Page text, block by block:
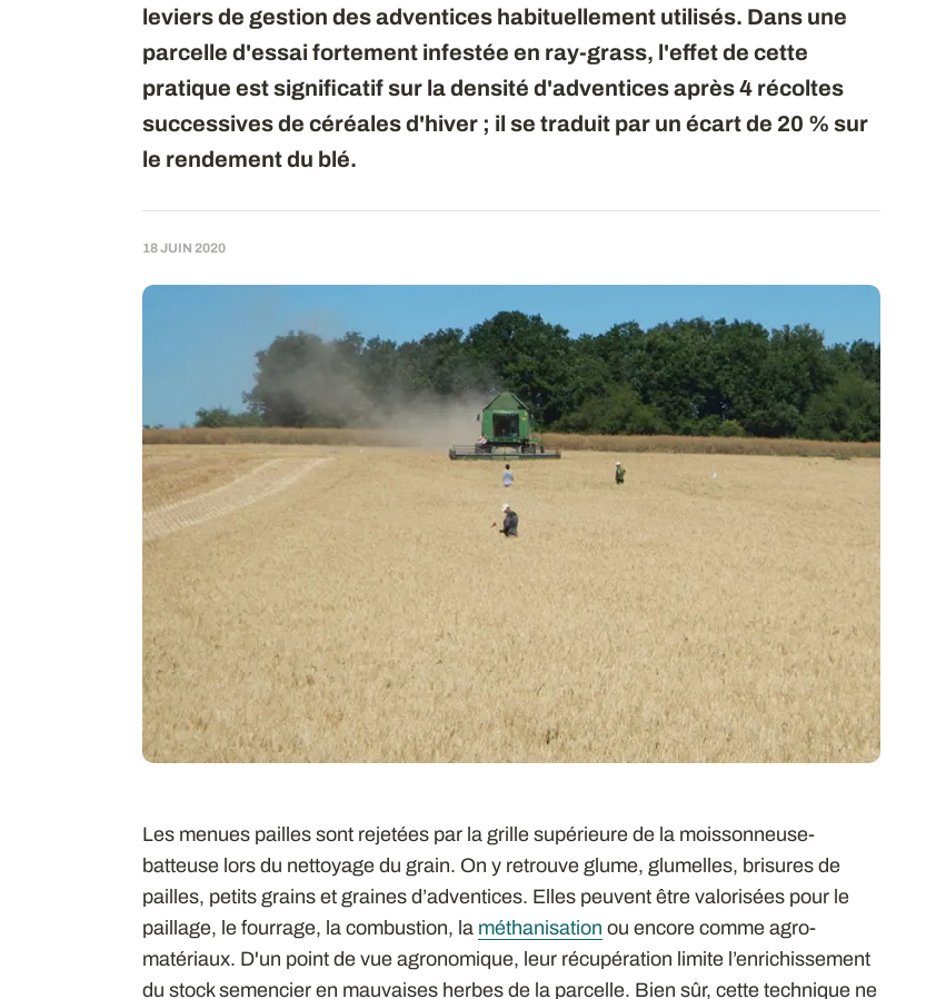
leviers de gestion des adventices habituellement utilisés. Dans une
parcelle d'essai fortement infestée en ray-grass, l'effet de cette
pratique est significatif sur la densité d'adventices après 4 récoltes
successives de céréales d'hiver ; il se traduit par un écart de 20 % sur
le rendement du blé.
18 JUIN 2020
Les menues pailles sont rejetées par la grille supérieure de la moissonneuse-
batteuse lors du nettoyage du grain. On y retrouve glume, glumelles, brisures de
pailles, petits grains et graines d’adventices. Elles peuvent être valorisées pour le
paillage, le fourrage, la combustion, la méthanisation ou encore comme agro-
matériaux. D'un point de vue agronomique, leur récupération limite l’enrichissement
du stock semencier en mauvaises herbes de la parcelle. Bien sûr, cette technique ne